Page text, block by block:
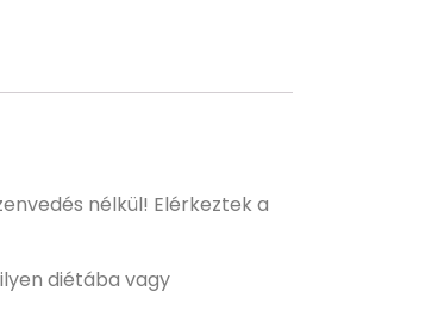
nélkül! Elérkeztek a
diétába vagy